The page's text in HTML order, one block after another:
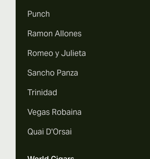
Punch
Ramon Allones
Romeo y Julieta
Sancho Panza
Trinidad
Vegas Robaina
Quai D'Orsai